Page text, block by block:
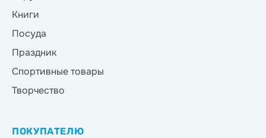
Книги
Посуда
Праздник
Спортивные товары
Творчество
ПОКУПАТЕЛЮ